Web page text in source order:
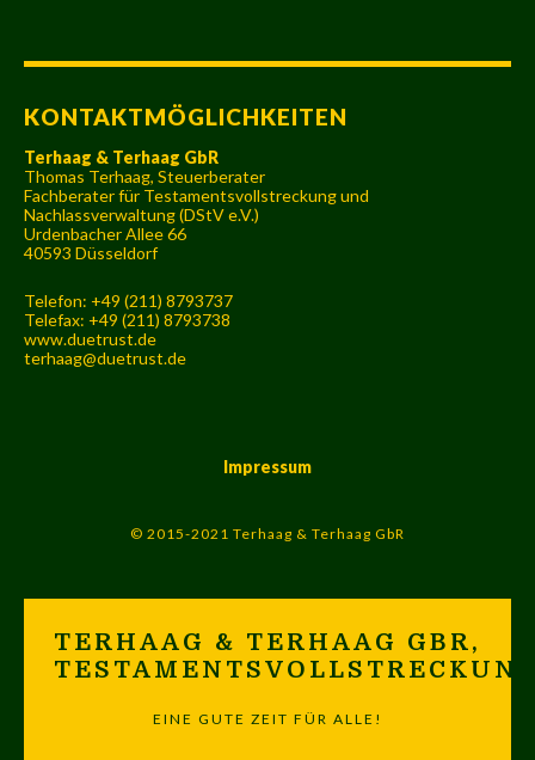
KONTAKTMÖGLICHKEITEN
Terhaag & Terhaag GbR
Thomas Terhaag, Steuerberater
Fachberater für Testamentsvollstreckung und
Nachlassverwaltung (DStV e.V.)
Urdenbacher Allee 66
40593 Düsseldorf
Telefon: +49 (211) 8793737
Telefax: +49 (211) 8793738
www.duetrust.de
terhaag@duetrust.de
Impressum
© 2015-2021 Terhaag & Terhaag GbR
TERHAAG & TERHAAG GBR,
EINE GUTE ZEIT FÜR ALLE!